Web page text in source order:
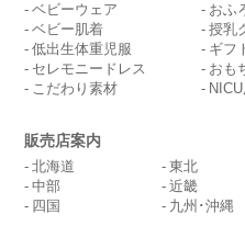
ベビーウェア
ベビー肌着
低出生体重児服
セレモニードレス
こだわり素材
おふ
授乳
ギフ
おも
販売店案内
北海道 東北
中部
近畿
四国
九州･沖縄